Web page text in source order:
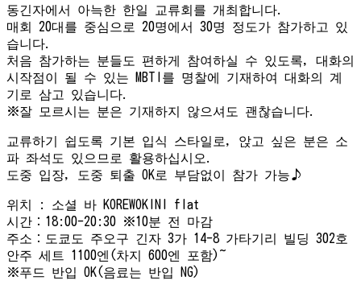
동긴자에서 아늑한 한일 교류회를 개최합니다.
매회 20대를 중심으로 20명에서 30명 정도가 참가하고 있
습니다.
처음 참가하는 분들도 편하게 참여하실 수 있도록, 대화의
시작점이 될 수 있는 MBTI를 명찰에 기재하여 대화의 계
기로 삼고 있습니다.
※잘 모르시는 분은 기재하지 않으셔도 괜찮습니다.
교류하기 쉽도록 기본 입식 스타일로, 앉고 싶은 분은 소
파 좌석도 있으므로 활용하십시오.
도중 입장, 도중 퇴출 OK로 부담없이 참가 가능♪
위치 : 소셜 바 KOREWOKINI flat
시간：18:00-20:30 ※10분 전 마감
주소：도쿄도 주오구 긴자 3가 14-8 가타기리 빌딩 302호
안주 세트 1100엔(차지 600엔 포함)~
※푸드 반입 OK(음료는 반입 NG)